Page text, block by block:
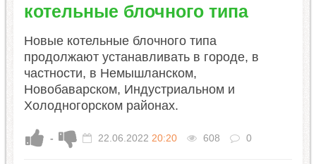
котельные блочного типа
Новые котельные блочного типа
продолжают устанавливать в городе, в
частности, в Немышланском,
Новобаварском, Индустриальном и
Холодногорском районах.
- 22.06.2022 20:20 608 0